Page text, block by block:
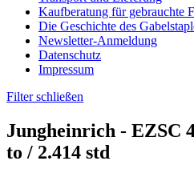
Kaufberatung für gebrauchte
Die Geschichte des
Newsletter-Anmeldung
Datenschutz
Impressum
Filter schließen
Jungheinrich - EZSC
to / 2.414 std